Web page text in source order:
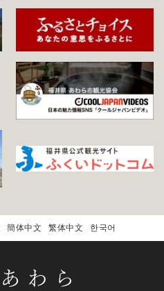
簡体中文 繁体中文 한국어